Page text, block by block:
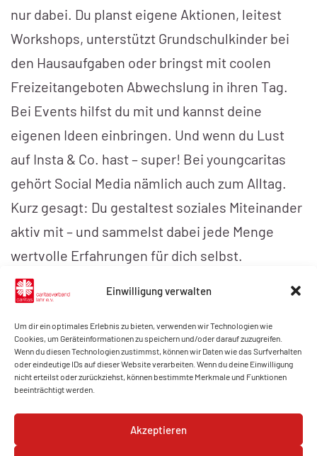
Einwilligung verwalten
Um dir ein optimales Erlebnis zu bieten, verwenden wir Technologien wie
Cookies, um Geräteinformationen zu speichern und/oder darauf zuzugreifen.
Wenn du diesen Technologien zustimmst, können wir Daten wie das Surfverhalten
oder eindeutige IDs auf dieser Website verarbeiten. Wenn du deine Einwilligung
nicht erteilst oder zurückziehst, können bestimmte Merkmale und Funktionen
beeinträchtigt werden.
Akzeptieren
nur dabei. Du planst eigene Aktionen, leitest
Workshops, unterstützt Grundschulkinder bei
den Hausaufgaben oder bringst mit coolen
Freizeitangeboten Abwechslung in ihren Tag.
Bei Events hilfst du mit und kannst deine
eigenen Ideen einbringen. Und wenn du Lust
auf Insta & Co. hast – super! Bei youngcaritas
gehört Social Media nämlich auch zum Alltag.
Kurz gesagt: Du gestaltest soziales Miteinander
aktiv mit – und sammelst dabei jede Menge
wertvolle Erfahrungen für dich selbst.
Folge uns auf Social Media!
@caritaslahr
@caritas_lahr